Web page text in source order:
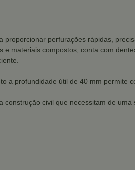
perfurações rápidas,
materiais compostos, conta com
a profundidade útil de 40 mm permite
civil que necessitam de